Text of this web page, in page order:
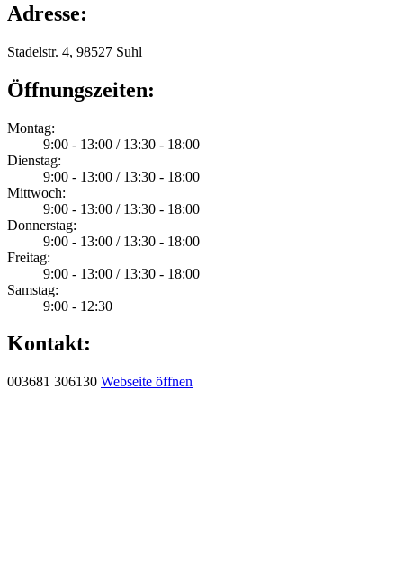
Adresse:
Stadelstr. 4, 98527 Suhl
Öffnungszeiten:
Montag:
9:00 - 13:00 / 13:30 - 18:00
Dienstag:
9:00 - 13:00 / 13:30 - 18:00
Mittwoch:
9:00 - 13:00 / 13:30 - 18:00
Donnerstag:
9:00 - 13:00 / 13:30 - 18:00
Freitag:
9:00 - 13:00 / 13:30 - 18:00
Samstag:
9:00 - 12:30
Kontakt:
003681 306130 Webseite öffnen